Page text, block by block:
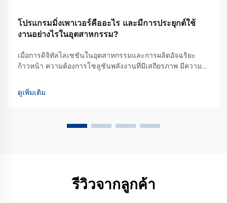
โปรแกรมมิ่งเพาเวอร์คืออะไร และมีการประยุกต์ใช้
งานอย่างไรในอุตสาหกรรม?
เมื่อการดิจิทัลไลเซชันในอุตสาหกรรมและการผลิตอัจฉริยะ
ก้าวหน้า ความต้องการโซลูชันพลังงานที่มีเสถียรภาพ มีความ
เคยเป็นมา นี่คือจุดที่พลังงานแบบโปรแกรมมable เข้ามามี
บทบาท แต่แท้จริงแล้ว พลังงานแบบโปรแกรมมable คืออะไร...
ดูเพิ่มเติม
รีวิวจากลูกค้า